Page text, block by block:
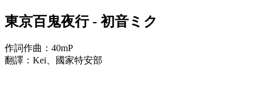
東京百鬼夜行- 初音ミク
作詞作曲：40mP
翻譯：Kei、國家特安部